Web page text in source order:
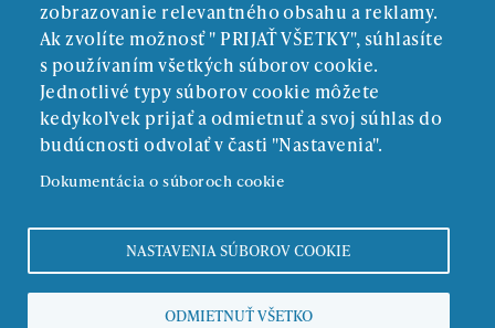
zobrazovanie relevantného obsahu a reklamy.
Ak zvolíte možnosť " PRIJAŤ VŠETKY", súhlasíte
s používaním všetkých súborov cookie.
Jednotlivé typy súborov cookie môžete
kedykoľvek prijať a odmietnuť a svoj súhlas do
budúcnosti odvolať v časti "Nastavenia".
Dokumentácia o súboroch cookie
NASTAVENIA SÚBOROV COOKIE
ODMIETNUŤ VŠETKO
ZRIAĎOVATEĽ:
Povinné zverejňovanie
Ochrana osobných údajov